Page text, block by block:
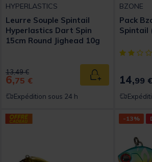
HYPERLASTICS
Leurre Souple Spintail
Hyperlastics Dart Spin
15cm Round Jighead 10g
Price reduced from
13,49 €to
6,75 € Ajouter au panier
Expédition sous 24 h
BZONE
Pack
Spintail
[object
14,99 €
-13%